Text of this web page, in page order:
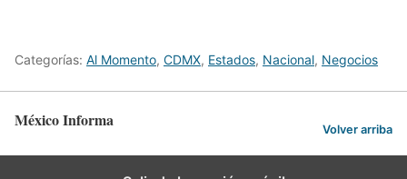
Categorías: Al Momento, CDMX, Estados, Nacional, Negocios
México Informa Volver arriba